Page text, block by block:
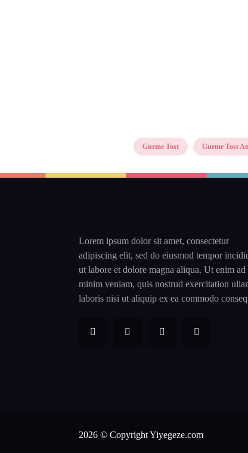
Gurme Tost Gurme Tost
Lorem ipsum dolor sit amet, consectetur
adipiscing elit, sed do eiusmod tempor
ut labore et dolore magna aliqua. Ut enim ad
minim veniam, quis nostrud exercitation
laboris nisi ut aliquip ex ea commodo
2026 © Copyright Yiyegeze.com